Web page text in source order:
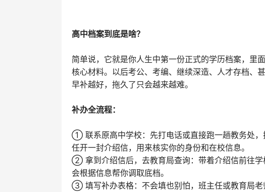
高中档案到底是啥？
简单说，它就是你人生中第一份正式的学历档案，里
核心材料。以后考公、考编、继续深造、人才存档、
早补越好，拖久了只会越来越难。‌
补办全流程：
① 联系原高中学校‌：先打电话或直接跑一趟教务处，
任开一封介绍信，用来核实你的身份和在校信息。
② 拿到介绍信后，去教育局查询‌：带着介绍信前往学
会根据信息帮你调取底档。
③ 填写补办表格‌：不会填也别怕，班主任或教育局老